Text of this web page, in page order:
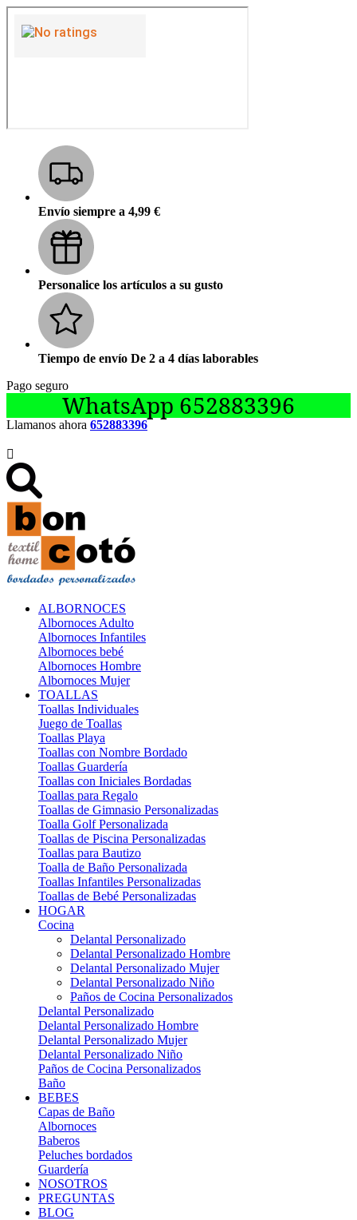
Envío siempre a 4,99 €
Personalice los artículos a su gusto
Tiempo de envío De 2 a 4 días laborables
Pago seguro
WhatsApp 652883396
Llamanos ahora 652883396

ALBORNOCES
Albornoces Adulto
Albornoces Infantiles
Albornoces bebé
Albornoces Hombre
Albornoces Mujer
TOALLAS
Toallas Individuales
Juego de Toallas
Toallas Playa
Toallas con Nombre Bordado
Toallas Guardería
Toallas con Iniciales Bordadas
Toallas para Regalo
Toallas de Gimnasio Personalizadas
Toalla Golf Personalizada
Toallas de Piscina Personalizadas
Toallas para Bautizo
Toalla de Baño Personalizada
Toallas Infantiles Personalizadas
Toallas de Bebé Personalizadas
HOGAR
Cocina
Delantal Personalizado
Delantal Personalizado Hombre
Delantal Personalizado Mujer
Delantal Personalizado Niño
Paños de Cocina Personalizados
Delantal Personalizado
Delantal Personalizado Hombre
Delantal Personalizado Mujer
Delantal Personalizado Niño
Paños de Cocina Personalizados
Baño
BEBES
Capas de Baño
Albornoces
Baberos
Peluches bordados
Guardería
NOSOTROS
PREGUNTAS
BLOG